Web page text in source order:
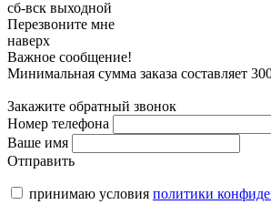
сб-вск выходной
Перезвоните мне
наверх
Важное сообщение!
Минимальная сумма заказа составляет
Закажите обратный звонок
Номер телефона
Ваше имя
Отправить
принимаю условия политики